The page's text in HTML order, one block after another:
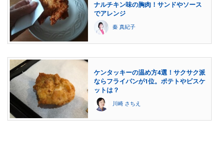
ナルチキン味の胸肉！サンドやソース
でアレンジ
秦 真紀子
ケンタッキーの温め方4選！サクサク派
ならフライパンが1位。ポテトやビスケ
ットは？
川崎 さちえ